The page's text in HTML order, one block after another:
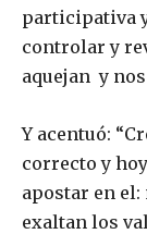
participativa
controlar y
aquejan y
Y acentuó:
correcto y
apostar en
exaltan los